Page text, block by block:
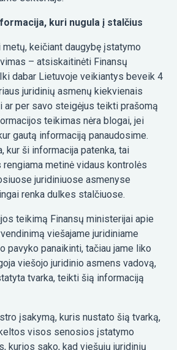
kuri nugula į stalčius
metų, keičiant daugybę įstatymo
– atsiskaitinėti Finansų
dabar Lietuvoje veikiantys beveik 4
juridinių asmenų kiekvienais
per savo steigėjus teikti prašomą
teikimas nėra blogai, jei
gautą informaciją panaudosime.
kur ši informacija patenka, tai
metinė vidaus kontrolės
juridiniuose asmenyse
renka dulkes stalčiuose.
teikimą Finansų ministerijai apie
viešajame juridiniame
pavyko panaikinti, tačiau jame liko
viešojo juridinio asmens vadovą,
tvarka, teikti šią informaciją
įsakymą, kuris nustato šią tvarką,
visos senosios įstatymo
kurios sako, kad viešųjų juridinių